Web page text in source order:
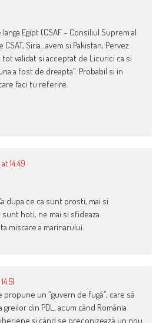
Egipt (CSAF – Consiliul Suprem al
Siria…avem si Pakistan, Pervez
tot validat si acceptat de Licurici ca si
a fost de dreapta”. Probabil si in
care faci tu referire.
14:49
dupa ce ca sunt prosti, mai si
sunt hoti, ne mai si sfideaza.
miscare a marinarului.
propune un “guvern de fugă”, care să
din PDL, acum când România
şi când se preconizează un nou